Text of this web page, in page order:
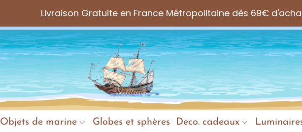
Livraison Gratuite en France Métropolitaine dès 69€
Objets de marine Globes et sphères Deco. cadeaux